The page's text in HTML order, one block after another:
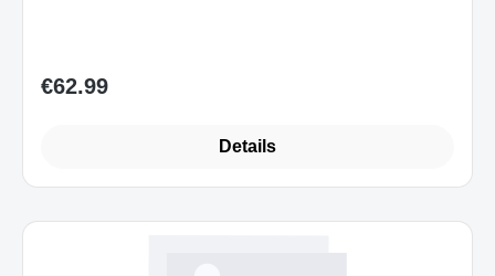
Regular price:
€62.99
Details